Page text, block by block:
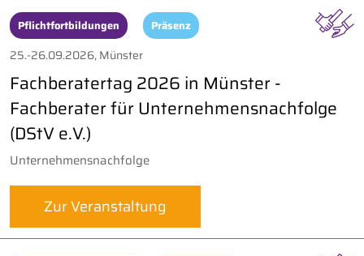
Pflichtfortbildungen Präsenz
25.-26.09.2026, Münster
Fachberatertag 2026 in Münster -
Fachberater für Unternehmensnachfolge
(DStV e.V.)
Unternehmensnachfolge
Zur Veranstaltung